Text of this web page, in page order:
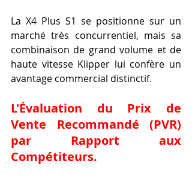
La X4 Plus S1 se positionne sur un
marché très concurrentiel, mais sa
combinaison de grand volume et de
haute vitesse Klipper lui confère un
avantage commercial distinctif.
L'Évaluation du Prix de
Vente Recommandé (PVR)
par Rapport aux
Compétiteurs.